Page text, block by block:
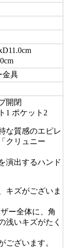
金具
開閉
1 ポケット2
な質感のエピレ
クリュニー
演出するハンド
キズがございま
ー全体に、角
浅いキズがたく
ございます。